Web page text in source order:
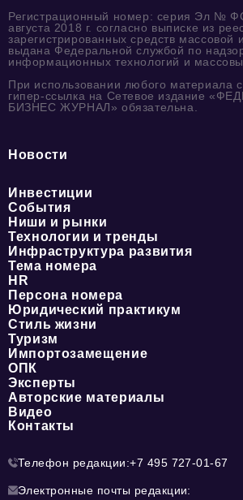
Регистрационный номер: серия Эл №
августа 2018 г. согласно выписке из
зарегистрированных средств
выдана Федеральной службой по
информационных технологий и
При использовании любого материала
гипер-ссылка на Сетевое издание
БИЗНЕС ЖУРНАЛ» обязательна.
Новости
Инвестиции
События
Ниши и рынки
Технологии и тренды
Инфраструктура развития
Тема номера
HR
Персона номера
Юридический практикум
Стиль жизни
Туризм
Импортозамещение
ОПК
Эксперты
Авторские материалы
Видео
Контакты
Телефон редакции:+7 495 727-01-67
Электронные почты редакции: